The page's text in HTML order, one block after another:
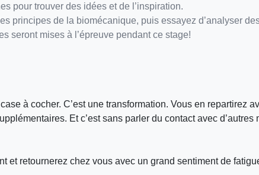
pour trouver des idées et de l’inspiration.
principes de la biomécanique, puis essayez d’analyser
seront mises à l’épreuve pendant ce stage!
à cocher. C’est une transformation. Vous en repartirez
Et c’est sans parler du contact avec
et retournerez chez vous avec un grand sentiment de